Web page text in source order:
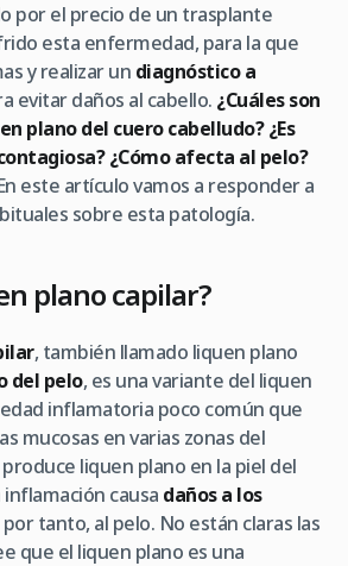
por el precio de un trasplante
esta enfermedad, para la que
y realizar un diagnóstico a
evitar daños al cabello. ¿Cuáles son
plano del cuero cabelludo? ¿Es
¿Cómo afecta al pelo?
este artículo vamos a responder a
sobre esta patología.
plano capilar?
, también llamado liquen plano
del pelo, es una variante del liquen
inflamatoria poco común que
mucosas en varias zonas del
liquen plano en la piel del
causa daños a los
tanto, al pelo. No están claras las
que el liquen plano es una